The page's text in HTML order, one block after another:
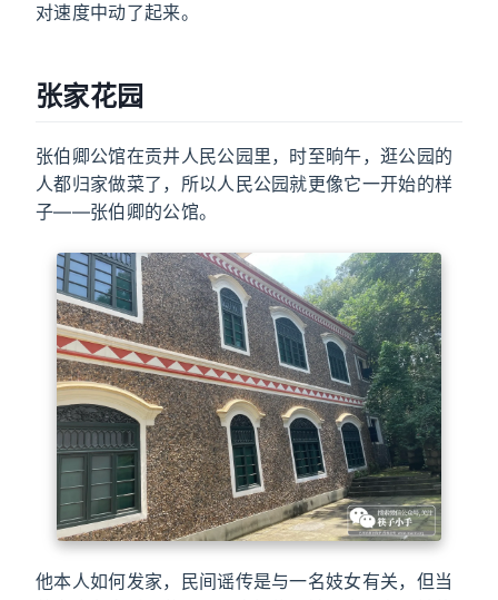
对速度中动了起来。
张家花园
张伯卿公馆在贡井人民公园里，时至晌午，逛公园的
人都归家做菜了，所以人民公园就更像它一开始的样
子——张伯卿的公馆。
他本人如何发家，民间谣传是与一名妓女有关，但当